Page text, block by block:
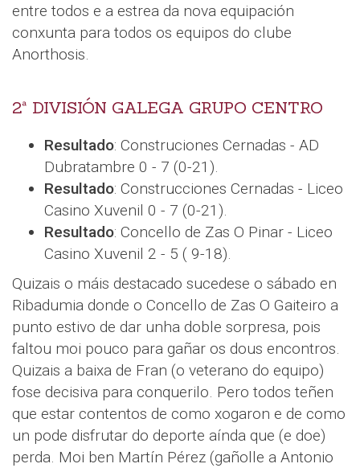
entre todos e a estrea da nova equipación
conxunta para todos os equipos do clube
Anorthosis.
2ª DIVISIÓN GALEGA GRUPO CENTRO
Resultado: Construciones Cernadas - AD
Dubratambre 0 - 7 (0-21).
Resultado: Construcciones Cernadas - Liceo
Casino Xuvenil 0 - 7 (0-21).
Resultado: Concello de Zas O Pinar - Liceo
Casino Xuvenil 2 - 5 ( 9-18).
Quizais o máis destacado sucedese o sábado en
Ribadumia donde o Concello de Zas O Gaiteiro a
punto estivo de dar unha doble sorpresa, pois
faltou moi pouco para gañar os dous encontros.
Quizais a baixa de Fran (o veterano do equipo)
fose decisiva para conquerilo. Pero todos teñen
que estar contentos de como xogaron e de como
un pode disfrutar do deporte aínda que (e doe)
perda. Moi ben Martín Pérez (gañolle a Antonio